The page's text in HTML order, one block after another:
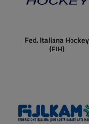
Fed. Italiana Hockey
(FIH)